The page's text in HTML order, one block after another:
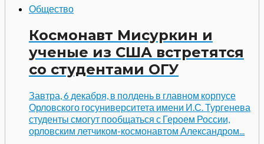
Общество
Космонавт Мисуркин и
ученые из США встретятся
со студентами ОГУ
Завтра, 6 декабря, в полдень в главном корпусе
Орловского госуниверситета имени И.С. Тургенева
студенты смогут пообщаться с Героем России,
орловским летчиком-космонавтом Александром...